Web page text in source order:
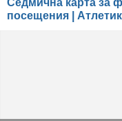
Седмична карта за
посещения |